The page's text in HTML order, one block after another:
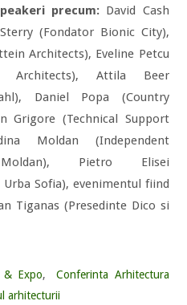
precum:David Cash
(Fondator Bionic City),
Architects), Eveline Petcu
Architects), Attila Beer
Daniel Popa (Country
Grigore (Technical Support
Moldan (Independent
Pietro Elisei
Sofia), evenimentul fiind
Tiganas (Presedinte Dico si
& Expo,
Conferinta Arhitectura
arhitecturii